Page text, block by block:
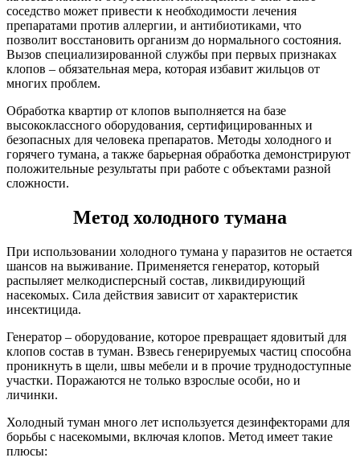
соседство может привести к необходимости лечения
препаратами против аллергии, и антибиотиками, что
позволит восстановить организм до нормального состояния.
Вызов специализированной службы при первых признаках
клопов – обязательная мера, которая избавит жильцов от
многих проблем.
Обработка квартир от клопов выполняется на базе
высококлассного оборудования, сертифицированных и
безопасных для человека препаратов. Методы холодного и
горячего тумана, а также барьерная обработка демонстрируют
положительные результаты при работе с объектами разной
сложности.
Метод холодного тумана
При использовании холодного тумана у паразитов не остается
шансов на выживание. Применяется генератор, который
распыляет мелкодисперсный состав, ликвидирующий
насекомых. Сила действия зависит от характеристик
инсектицида.
Генератор – оборудование, которое превращает ядовитый для
клопов состав в туман. Взвесь генерируемых частиц способна
проникнуть в щели, швы мебели и в прочие труднодоступные
участки. Поражаются не только взрослые особи, но и
личинки.
Холодный туман много лет используется дезинфекторами для
борьбы с насекомыми, включая клопов. Метод имеет такие
плюсы: